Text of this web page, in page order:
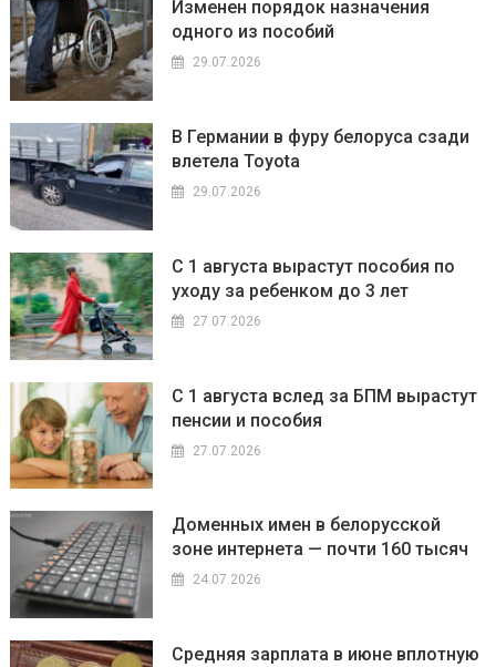
Изменен порядок назначения
одного из пособий
29.07.2026
В Германии в фуру белоруса сзади
влетела Toyota
29.07.2026
С 1 августа вырастут пособия по
уходу за ребенком до 3 лет
27.07.2026
С 1 августа вслед за БПМ вырастут
пенсии и пособия
27.07.2026
Доменных имен в белорусской
зоне интернета — почти 160 тысяч
24.07.2026
Средняя зарплата в июне вплотную